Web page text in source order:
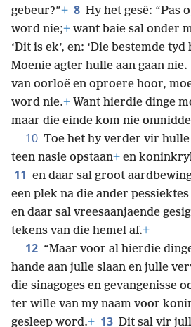
gebeur?”+ 8 Hy het gesê: “Pas
word nie;+ want baie sal onder
‘Dit is ek’, en: ‘Die bestemde tyd
Moenie agter hulle aan gaan nie.
van oorloë en oproere hoor,
word nie.+ Want hierdie dinge
maar die einde kom nie
10 Toe het hy verder vir hulle
teen nasie opstaan+ en
11 en daar sal groot
een plek na die ander
en daar sal vreesaanjaende
tekens van die hemel af.+
12 “Maar voor al hierdie
hande aan julle slaan en julle
die sinagoges en gevangenisse
ter wille van my naam voor
gesleep word.+ 13 Dit sal vir